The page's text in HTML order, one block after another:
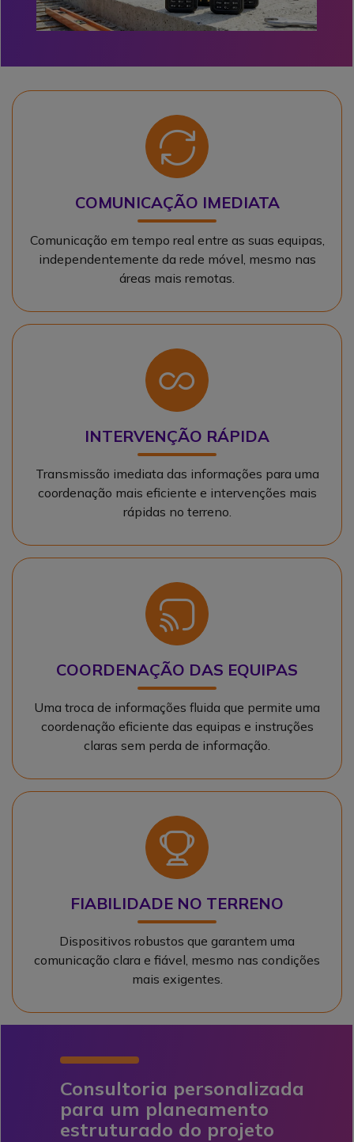
Ícone
COMUNICAÇÃO IMEDIATA
Comunicação em tempo real entre as suas equipas,
independentemente da rede móvel, mesmo nas
áreas mais remotas.
Ícone
INTERVENÇÃO RÁPIDA
Transmissão imediata das informações para uma
coordenação mais eficiente e intervenções mais
rápidas no terreno.
Ícone
COORDENAÇÃO DAS EQUIPAS
Uma troca de informações fluida que permite uma
coordenação eficiente das equipas e instruções
claras sem perda de informação.
Ícone
FIABILIDADE NO TERRENO
Dispositivos robustos que garantem uma
comunicação clara e fiável, mesmo nas condições
mais exigentes.
Consultoria personalizada
para um planeamento
estruturado do projeto